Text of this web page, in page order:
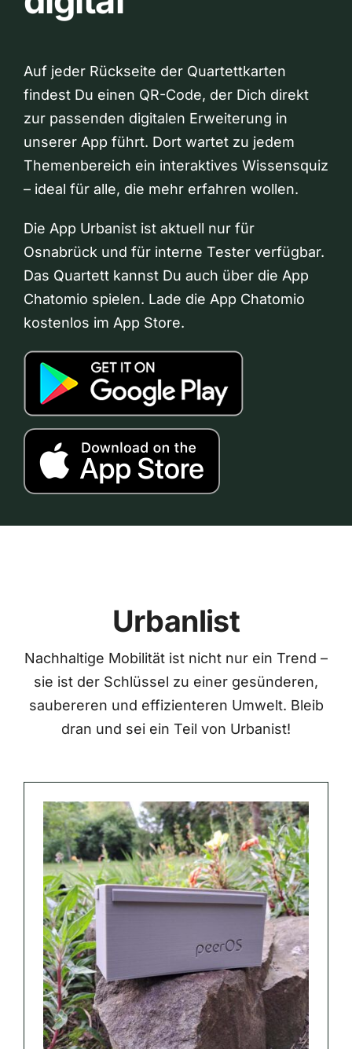
Auf jeder Rückseite der Quartettkarten
findest Du einen QR-Code, der Dich direkt
zur passenden digitalen Erweiterung in
unserer App führt. Dort wartet zu jedem
Themenbereich ein interaktives Wissensquiz
– ideal für alle, die mehr erfahren wollen.
Die App Urbanist ist aktuell nur für
Osnabrück und für interne Tester verfügbar.
Das Quartett kannst Du auch über die App
Chatomio spielen. Lade die App Chatomio
kostenlos im App Store.
Urbanlist
Nachhaltige Mobilität ist nicht nur ein Trend –
sie ist der Schlüssel zu einer gesünderen,
saubereren und effizienteren Umwelt. Bleib
dran und sei ein Teil von Urbanist!